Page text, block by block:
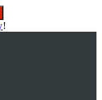
!